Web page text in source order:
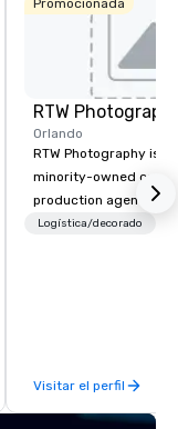
RTW
Orlando
RTW Photography is
minority-owned
production agency
Orlando, with teams
lounges, photo
and our signature
Logística/decorado
Visitar el perfil